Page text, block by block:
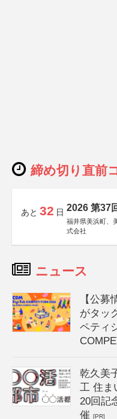
締め切り直前
あと 32 日 2026 第37
福井県美浜町、
式会社
ニュース
【公
がタッ
ペティ
乾久美
工 住ま
20回記
催[PR]